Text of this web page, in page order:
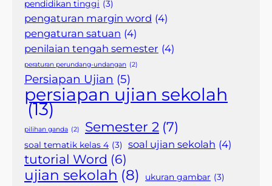
pendidikan tinggi (3)
pengaturan margin word (4)
pengaturan satuan (4)
penilaian tengah semester (4)
peraturan perundang-undangan (2)
Persiapan Ujian (5)
persiapan ujian sekolah
(13)
pilihan ganda (2) Semester 2 (7)
soal tematik kelas 4 (3) soal ujian sekolah (4)
tutorial Word (6)
ujian sekolah (8) ukuran gambar (3)